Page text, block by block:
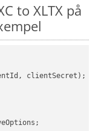
to XLTX på
clientSecret);